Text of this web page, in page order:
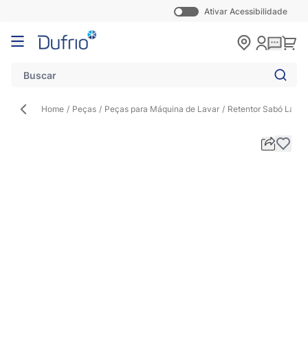
Ativar Acessibilidade
Pular para o conteúdo
Home / Peças / Peças para Máquina de Lavar / Retentor Sabó